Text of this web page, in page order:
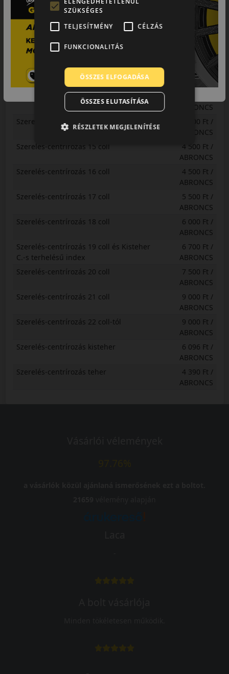
ABRONCS
Centrírozás 22 coll-tól
6 000 Ft /
ABRONCS
Centrírozás kisteher
4 445 Ft /
ABRONCS
Gumihotel
3 451 Ft /
ABRONCS
Szerelés-centrírozás 13 coll
ABRONCS
Szerelés-centrírozás 14 coll
4 500 Ft /
ABRONCS
Szerelés-centrírozás 15 coll
4 500 Ft /
ABRONCS
Szerelés-centrírozás 16 coll
4 500 Ft /
ABRONCS
Szerelés-centrírozás 17 coll
5 500 Ft /
ABRONCS
Szerelés-centrírozás 18 coll
6 000 Ft /
ABRONCS
Szerelés-centrírozás 19 coll és Kisteher
C.-s terhelésű index
6 700 Ft /
ABRONCS
Szerelés-centrírozás 20 coll
7 500 Ft /
ABRONCS
Szerelés-centrírozás 21 coll
9 000 Ft /
ABRONCS
Szerelés-centrírozás 22 coll-tól
9 000 Ft /
ABRONCS
Szerelés-centrírozás kisteher
6 096 Ft /
ABRONCS
Szerelés-centrírozás teher
4 390 Ft /
ABRONCS
SZÜKSÉGES
TELJESÍTMÉNY
CÉLZÁS
FUNKCIONALITÁS
ÖSSZES ELFOGADÁSA
ÖSSZES ELUTASÍTÁSA
RÉSZLETEK MEGJELENÍTÉSE